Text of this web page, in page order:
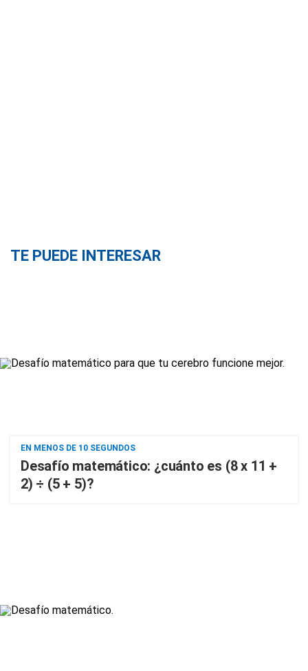
TE PUEDE INTERESAR
EN MENOS DE 10 SEGUNDOS
Desafío matemático: ¿cuánto es (8 x 11 +
2) ÷ (5 + 5)?